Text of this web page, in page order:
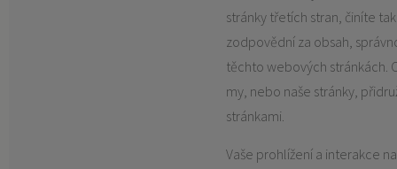
stránky třetích stran, činíte
zodpovědní za obsah,
těchto webových stránkách.
my, nebo naše stránky,
stránkami.
Vaše prohlížení a interakce